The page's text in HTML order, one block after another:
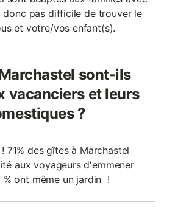
donc pas difficile de trouver le
et votre/vos enfant(s).
sont-ils
vacanciers et leurs
?
71% des gîtes à Marchastel
aux voyageurs d'emmener
% ont même un jardin !